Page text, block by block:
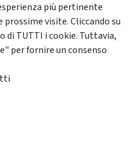
più pertinente
visite. Cliccando su
TUTTI i cookie. Tuttavia,
per fornire un consenso